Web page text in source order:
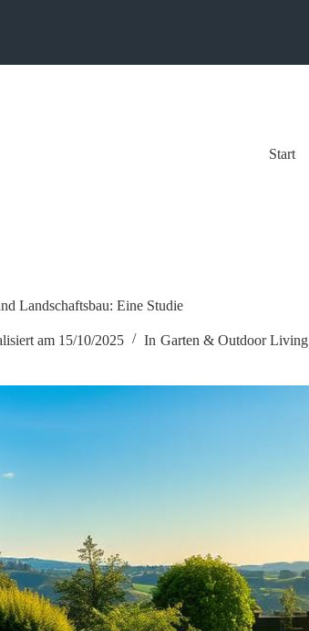
Start
Landschaftsbau: Eine Studie
am 15/10/2025 In Garten & Outdoor Living